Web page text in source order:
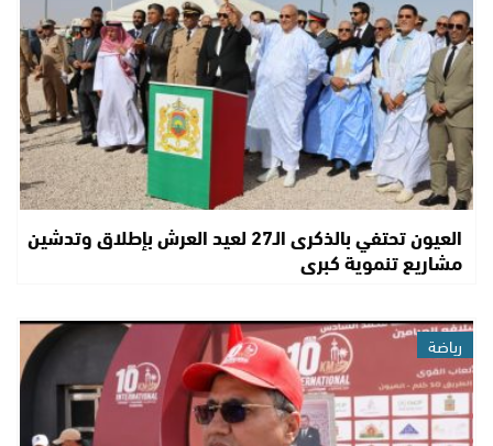
العيون تحتفي بالذكرى الـ27 لعيد العرش بإطلاق وتدشين
مشاريع تنموية كبرى
رياضة